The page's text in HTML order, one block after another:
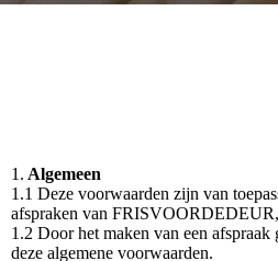
1. Algemeen
1.1 Deze voorwaarden zijn van
afspraken van
1.2 Door het maken van een
deze algemene voorwaarden.